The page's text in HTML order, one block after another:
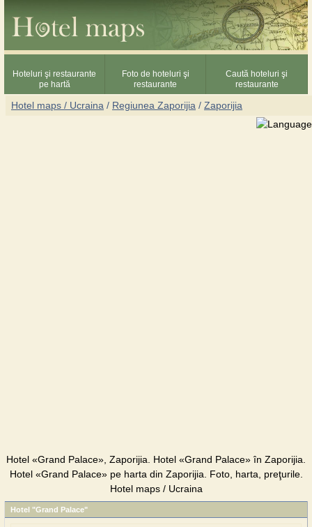
Hoteluri şi restaurante
pe hartă
Foto de hoteluri şi
restaurante
Caută hoteluri şi
restaurante
Hotel maps / Ucraina / Regiunea Zaporijia / Zaporijia
Hotel «Grand Palace», Zaporijia. Hotel «Grand Palace» în Zaporijia.
Hotel «Grand Palace» pe harta din Zaporijia. Foto, harta, preţurile.
Hotel maps / Ucraina
Hotel "Grand Palace"